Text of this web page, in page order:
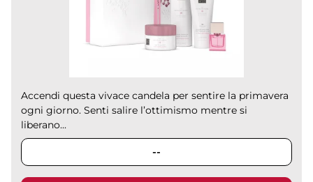
Accendi questa vivace candela per sentire la primavera
ogni giorno. Senti salire l’ottimismo mentre si
liberano...
--